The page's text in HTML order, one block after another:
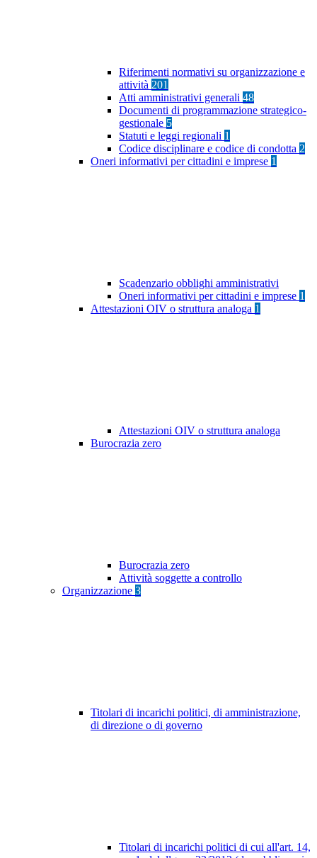
Riferimenti normativi su organizzazione e
attività 201
Atti amministrativi generali 48
Documenti di programmazione strategico-
gestionale 5
Statuti e leggi regionali 1
Codice disciplinare e codice di condotta 2
Oneri informativi per cittadini e imprese 1
Scadenzario obblighi amministrativi
Oneri informativi per cittadini e imprese 1
Attestazioni OIV o struttura analoga 1
Attestazioni OIV o struttura analoga
Burocrazia zero
Burocrazia zero
Attività soggette a controllo
Organizzazione 3
Titolari di incarichi politici, di amministrazione,
di direzione o di governo
Titolari di incarichi politici di cui all'art. 14,